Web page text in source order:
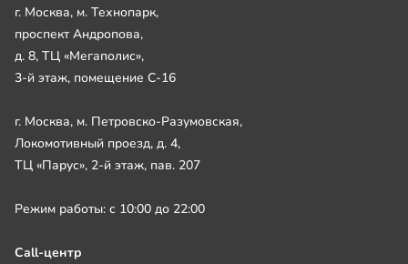
г. Москва, м. Технопарк,
проспект Андропова,
д. 8, ТЦ «Мегаполис»,
3-й этаж, помещение С-16
г. Москва, м. Петровско-Разумовская,
Локомотивный проезд, д. 4,
ТЦ «Парус», 2-й этаж, пав. 207
Режим работы: с 10:00 до 22:00
Call-центр